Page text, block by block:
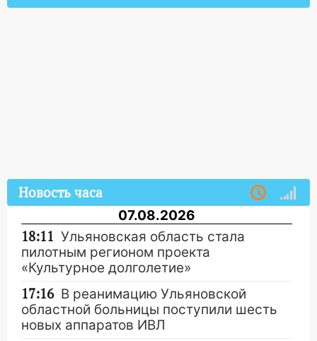
Новость часа
07.08.2026
18:11 Ульяновская область стала
пилотным регионом проекта
«Культурное долголетие»
17:16 В реанимацию Ульяновской
областной больницы поступили шесть
новых аппаратов ИВЛ